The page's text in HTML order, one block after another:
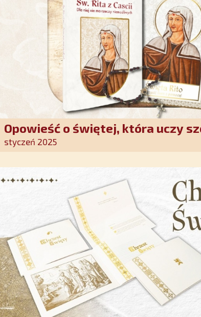
Opowieść o świętej, która uczy
oddania się Bogu. Duchowe
styczeń 2025